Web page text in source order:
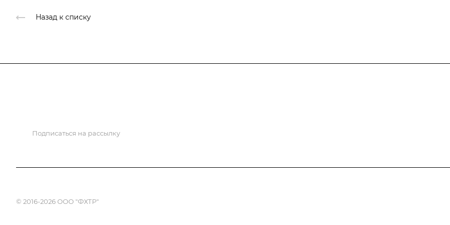
Назад к списку
Подписаться на рассылку
© 2016-2026 ООО "ФХТР"